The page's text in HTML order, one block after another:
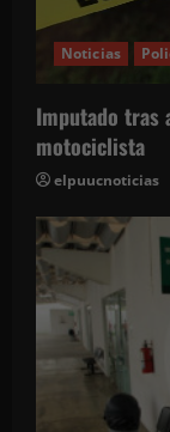
r
a
d
a
s
Noticias
Imputado tras
motociclista
elpuucnoticias